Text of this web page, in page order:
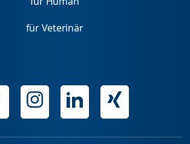
für Veterinär